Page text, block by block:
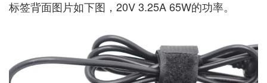
标签背面图片如下图，20V 3.25A 65W的功率。